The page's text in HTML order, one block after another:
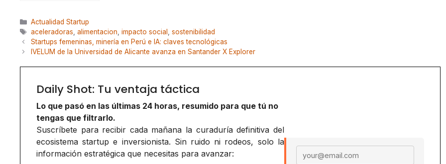
Categorías
Actualidad Startup
Etiquetas
aceleradoras alimentacion impacto social
sostenibilidad
Startups femeninas, minería en Perú e IA: claves tecnológicas
IVELUM de la Universidad de Alicante avanza en Santander X Explorer
Daily Shot: Tu ventaja táctica
Lo que pasó en las últimas 24 horas, resumido para que tú no
tengas que filtrarlo.
Suscríbete para recibir cada mañana la curaduría definitiva del
ecosistema startup e inversionista. Sin ruido ni rodeos, solo la
información estratégica que necesitas para avanzar:
Email address